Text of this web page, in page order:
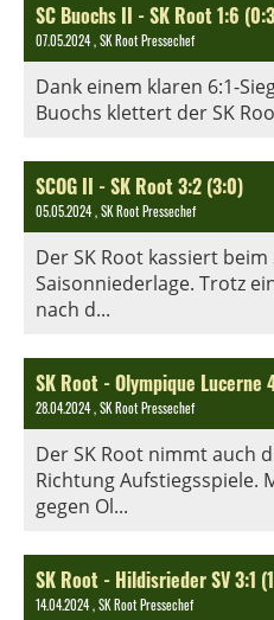
SC Buochs II - SK Root 1:6
07.05.2024, SK Root Pressechef
Dank einem klaren 6:1-
Buochs klettert der SK
SCOG II - SK Root 3:2 (3:0)
05.05.2024, SK Root Pressechef
Der SK Root kassiert beim
Saisonniederlage. Trotz
nach d...
SK Root - Olympique Lucerne
28.04.2024, SK Root Pressechef
Der SK Root nimmt auch
Richtung Aufstiegsspiele.
gegen Ol...
SK Root - Hildisrieder SV 3:1
14.04.2024, SK Root Pressechef